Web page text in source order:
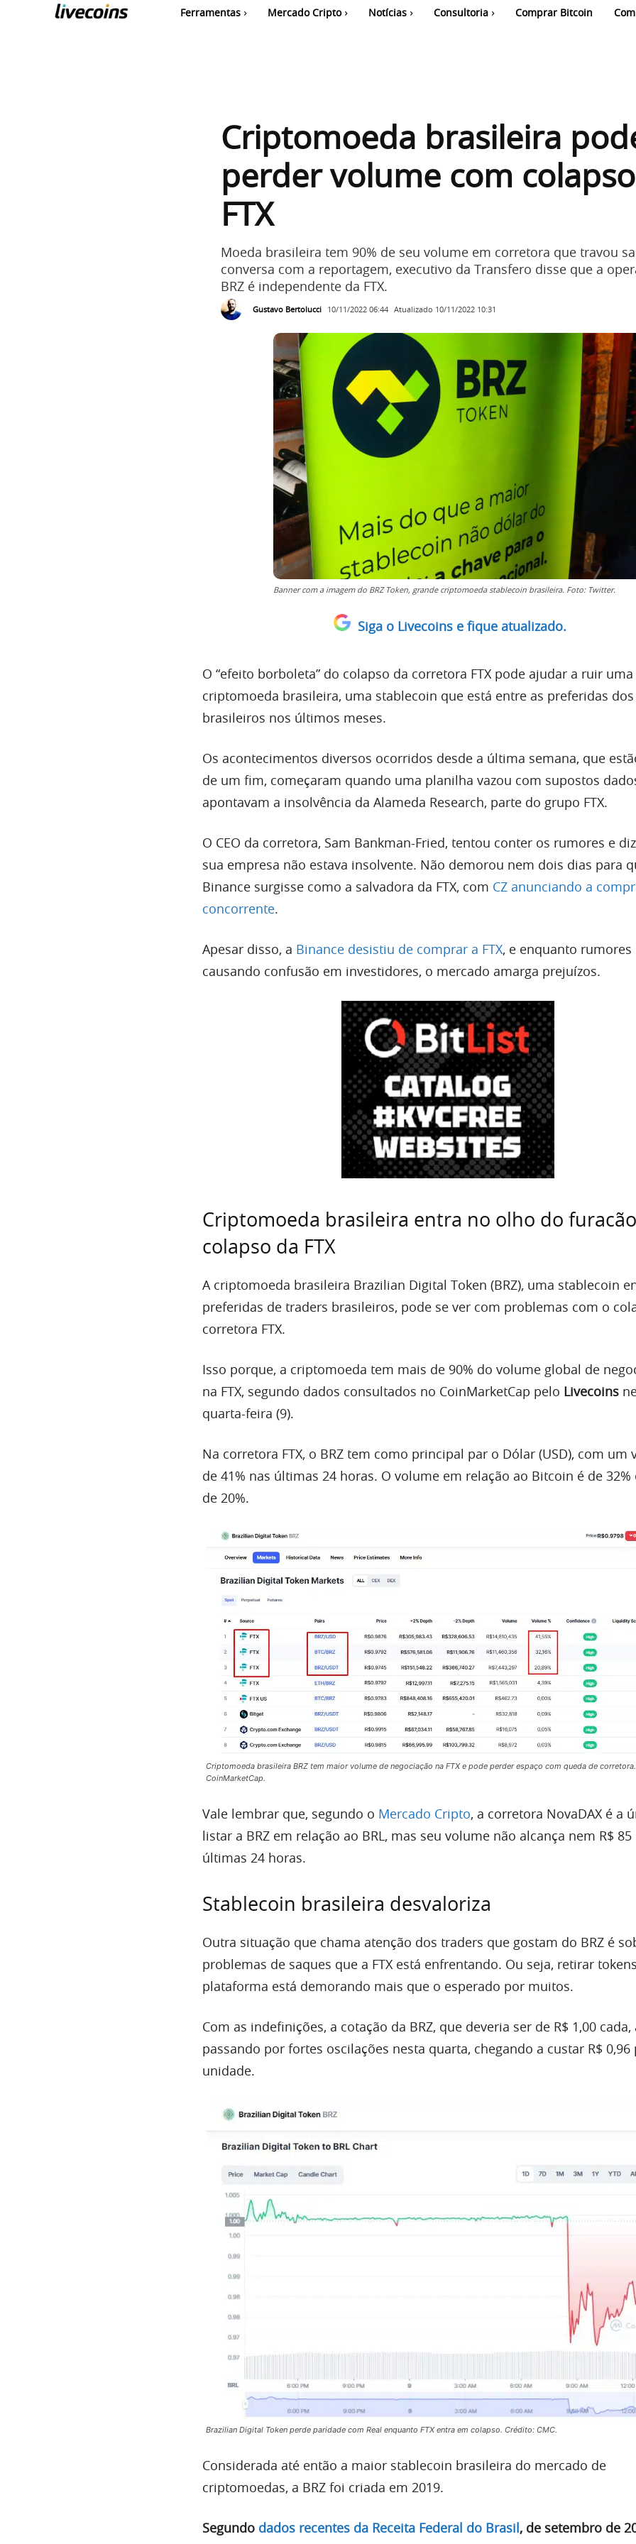
Ferramentas Mercado Cripto Notícias Consultoria Comprar Bitcoin
Criptomoeda brasileira
perder volume com
FTX
Moeda brasileira tem 90% de seu volume em corretora que travou
conversa com a reportagem, executivo da Transfero disse que a
BRZ é independente da FTX.
Gustavo Bertolucci 10/11/2022 06:44 Atualizado 10/11/2022 10:31
Banner com a imagem do BRZ Token, grande criptomoeda stablecoin brasileira. Foto: Twitter.
Siga o Livecoins e fique atualizado.
O “efeito borboleta” do colapso da corretora FTX pode ajudar a ruir uma
criptomoeda brasileira, uma stablecoin que está entre as preferidas dos
brasileiros nos últimos meses.
Os acontecimentos diversos ocorridos desde a última semana, que
de um fim, começaram quando uma planilha vazou com supostos
apontavam a insolvência da Alameda Research, parte do grupo FTX.
O CEO da corretora, Sam Bankman-Fried, tentou conter os rumores e
sua empresa não estava insolvente. Não demorou nem dois dias para
Binance surgisse como a salvadora da FTX, com CZ anunciando a
concorrente.
Apesar disso, a Binance desistiu de comprar a FTX, e enquanto rumores
causando confusão em investidores, o mercado amarga prejuízos.
Criptomoeda brasileira entra no olho do
colapso da FTX
A criptomoeda brasileira Brazilian Digital Token (BRZ), uma stablecoin
preferidas de traders brasileiros, pode se ver com problemas com o
corretora FTX.
Isso porque, a criptomoeda tem mais de 90% do volume global de
na FTX, segundo dados consultados no CoinMarketCap pelo Livecoins
quarta-feira (9).
Na corretora FTX, o BRZ tem como principal par o Dólar (USD), com um
de 41% nas últimas 24 horas. O volume em relação ao Bitcoin é de 32%
de 20%.
Criptomoeda brasileira BRZ tem maior volume de negociação na FTX e pode perder espaço com queda de
CoinMarketCap.
Vale lembrar que, segundo o Mercado Cripto, a corretora NovaDAX é a
listar a BRZ em relação ao BRL, mas seu volume não alcança nem R$
últimas 24 horas.
Stablecoin brasileira desvaloriza
Outra situação que chama atenção dos traders que gostam do BRZ é
problemas de saques que a FTX está enfrentando. Ou seja, retirar
plataforma está demorando mais que o esperado por muitos.
Com as indefinições, a cotação da BRZ, que deveria ser de R$ 1,00
passando por fortes oscilações nesta quarta, chegando a custar R$ 0,96
unidade.
Brazilian Digital Token perde paridade com Real enquanto FTX entra em colapso. Crédito: CMC.
Considerada até então a maior stablecoin brasileira do mercado de
criptomoedas, a BRZ foi criada em 2019.
Segundo dados recentes da Receita Federal do Brasil, de setembro de